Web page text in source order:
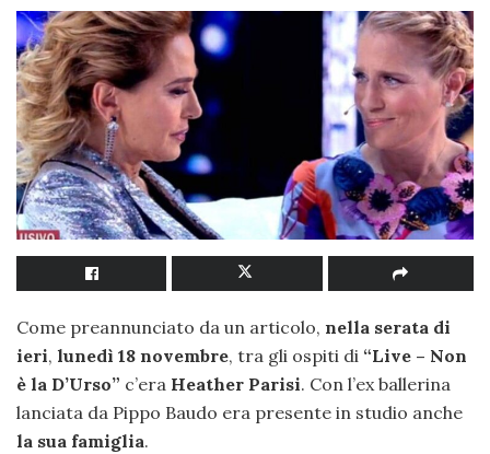
Come preannunciato da un articolo, nella serata di
ieri, lunedì 18 novembre, tra gli ospiti di “Live – Non
è la D’Urso” c’era Heather Parisi. Con l’ex ballerina
lanciata da Pippo Baudo era presente in studio anche
la sua famiglia.